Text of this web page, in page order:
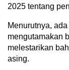
2025 tentang
Menurutnya,
mengutamakan
melestarikan
asing.